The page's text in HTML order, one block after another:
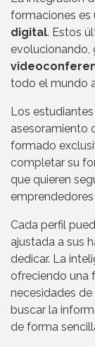
formaciones es
digital. Estos
evolucionando,
todo el mundo
Los
asesoramiento
formado
completar su
que quieren
Cada perfil
ajustada a sus
dedicar. La
ofreciendo una
necesidades
buscar la
de forma